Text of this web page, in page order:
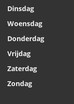
Dinsdag
Woensdag
Donderdag
Vrijdag
Zaterdag
Zondag